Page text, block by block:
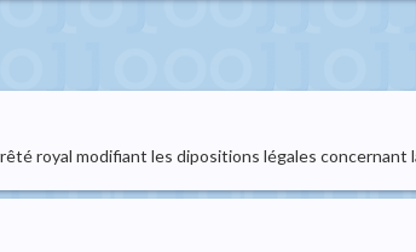
royal modifiant les dipositions légales